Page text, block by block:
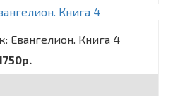
Евангелион. Книга 4